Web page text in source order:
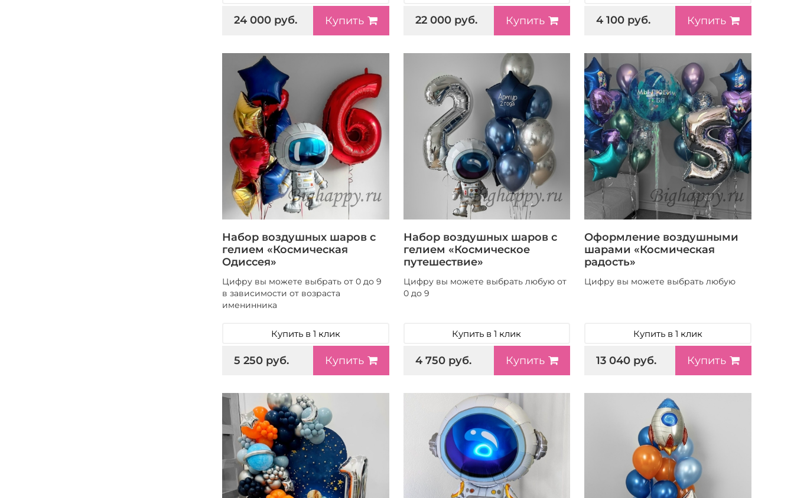
24 000 руб. Купить 22 000 руб. Купить 4 100 руб. Купить
Набор воздушных шаров с
гелием «Космическая
Одиссея»
Цифру вы можете выбрать от 0 до 9
в зависимости от возраста
именинника
Купить в 1 клик
5 250 руб. Купить
Набор воздушных шаров с
гелием «Космическое
путешествие»
Цифру вы можете выбрать любую от
0 до 9
Купить в 1 клик
4 750 руб. Купить
Оформление воздушными
шарами «Космическая
радость»
Цифру вы можете выбрать любую
Купить в 1 клик
13 040 руб. Купить